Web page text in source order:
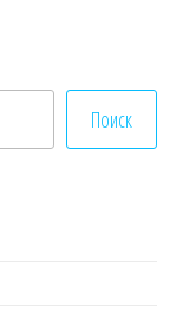
Поиск